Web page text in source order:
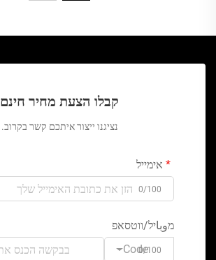
קבלו הצעת מחיר חינם
נציגנו ייצור איתכם קשר בקרוב.
אימייל
0/100
מوباיל/ווטסאפ
Code0/100